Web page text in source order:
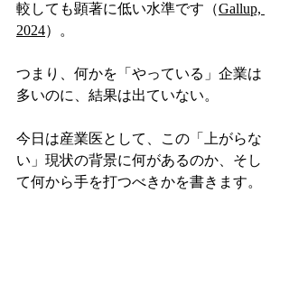
較しても顕著に低い水準です（Gallup,
2024）。
つまり、何かを「やっている」企業は
多いのに、結果は出ていない。
今日は産業医として、この「上がらな
い」現状の背景に何があるのか、そし
て何から手を打つべきかを書きます。